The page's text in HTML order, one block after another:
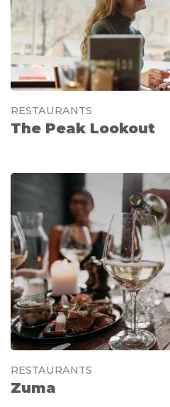
RESTAURANTS
The Peak Lookout
RESTAURANTS
Zuma